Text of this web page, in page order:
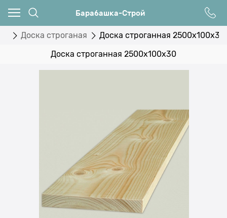
Барабашка-Строй
Доска строганая Доска строганная 2500x100x30
Доска строганная 2500x100x30